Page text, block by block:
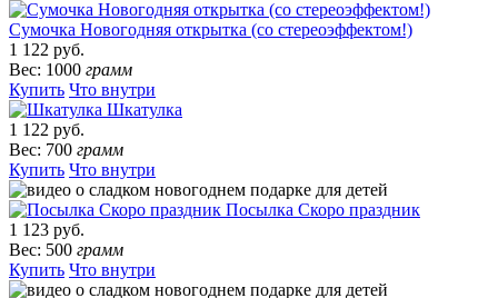
Сумочка Новогодняя открытка (со стереоэффектом!)
1 122 руб.
Вес: 1000 грамм
Купить Что внутри
Шкатулка
1 122 руб.
Вес: 700 грамм
Купить Что внутри
Посылка Скоро праздник
1 123 руб.
Вес: 500 грамм
Купить Что внутри